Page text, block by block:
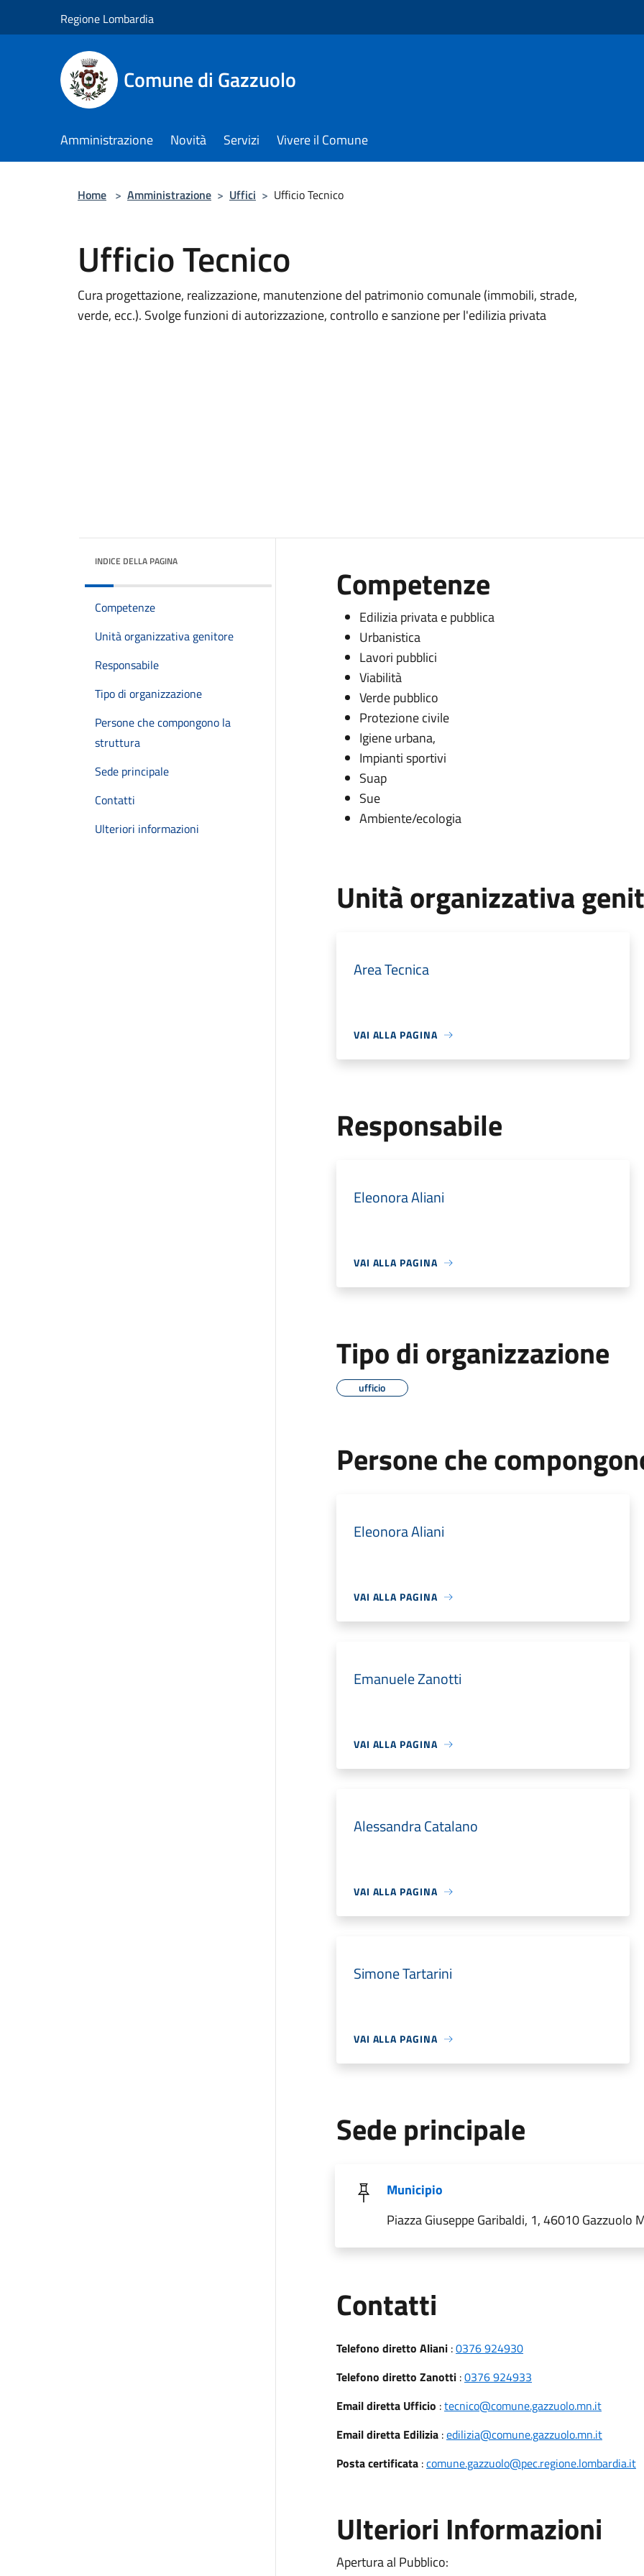
Regione Lombardia
Comune di Gazzuolo
Amministrazione Novità Servizi Vivere il Comune
Home > Amministrazione > Uffici > Ufficio Tecnico
Ufficio Tecnico
Cura progettazione, realizzazione, manutenzione del patrimonio comunale (immobili, strade,
verde, ecc.). Svolge funzioni di autorizzazione, controllo e sanzione per l'edilizia privata
INDICE DELLA PAGINA
Competenze
Unità organizzativa genitore
Responsabile
Tipo di organizzazione
Persone che compongono la
struttura
Sede principale
Contatti
Ulteriori informazioni
Competenze
Edilizia privata e pubblica
Urbanistica
Lavori pubblici
Viabilità
Verde pubblico
Protezione civile
Igiene urbana,
Impianti sportivi
Suap
Sue
Ambiente/ecologia
Unità organizzativa
Area Tecnica
VAI ALLA PAGINA
Responsabile
Eleonora Aliani
VAI ALLA PAGINA
Tipo di organizzazione
ufficio
Persone che
Eleonora Aliani
VAI ALLA PAGINA
Emanuele Zanotti
VAI ALLA PAGINA
Alessandra Catalano
VAI ALLA PAGINA
Simone Tartarini
VAI ALLA PAGINA
Sede principale
Municipio
Piazza Giuseppe Garibaldi, 1, 46010 Gazzuolo
Contatti
Telefono diretto Aliani:0376 924930
Telefono diretto Zanotti:0376 924933
Email diretta Ufficio :tecnico@comune.gazzuolo.mn.it
Email diretta Edilizia:edilizia@comune.gazzuolo.mn.it
Posta certificata:comune.gazzuolo@pec.regione.lombardia.it
Ulteriori Informazioni
Apertura al Pubblico: